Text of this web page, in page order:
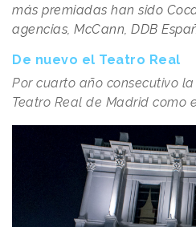
más premiadas han sido
agencias, McCann, DDB
De nuevo el Teatro Real
Por cuarto año consecutivo la
Teatro Real de Madrid como